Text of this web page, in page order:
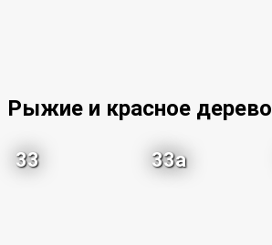
Рыжие и красное дерево
33 33a